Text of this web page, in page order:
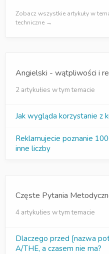
Zobacz wszystkie artykuły w
techniczne →
Angielski - wątpliwości i
2 artykułies w tym temacie
Jak wygląda korzystanie z
Reklamujecie poznanie
inne liczby
Częste Pytania
4 artykułies w tym temacie
Dlaczego przed [nazwa
A/THE, a czasem nie ma?